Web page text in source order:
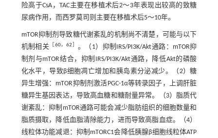
险高于CsA，TAC主要在移植术后2～3年表现出较高的致糖
尿病作用，而西罗莫司则主要在移植术后5～10年。
mTOR抑制剂导致糖代谢紊乱的机制尚不清楚，可能与以下
机制相关
60，62
。（1）抑制IRS/PI3K/Akt通路：mTOR抑
制剂与mTOR结合，抑制IRS/PI3K/Akt通路，降低Akt的磷酸
化水平，导致β细胞凋亡增加和胰岛素分泌减少。（2）糖
异生增强：mTOR抑制剂激活PGC-1α等转录因子，上调肝脏
糖异生基因表达，导致高血糖和糖耐量异常。（3）脂质代
谢紊乱：抑制mTOR通路可能会减少脂肪组织的细胞数量和
脂质摄取，降低血脂清除能力，进而导致高脂血症。（4）
线粒体功能减退：抑制mTORC1会降低胰腺β细胞线粒体ATP